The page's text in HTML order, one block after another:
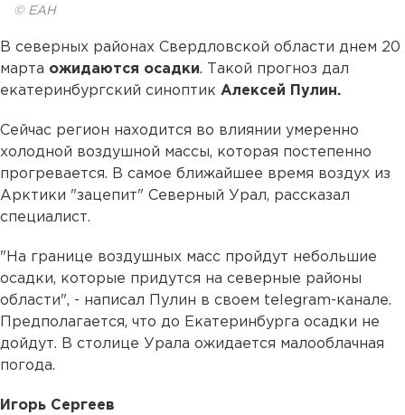
© ЕАН
В северных районах Свердловской области днем 20
марта ожидаются осадки. Такой прогноз дал
екатеринбургский синоптик Алексей Пулин.
Сейчас регион находится во влиянии умеренно
холодной воздушной массы, которая постепенно
прогревается. В самое ближайшее время воздух из
Арктики "зацепит" Северный Урал, рассказал
специалист.
"На границе воздушных масс пройдут небольшие
осадки, которые придутся на северные районы
области", - написал Пулин в своем telegram-канале.
Предполагается, что до Екатеринбурга осадки не
дойдут. В столице Урала ожидается малооблачная
погода.
Игорь Сергеев